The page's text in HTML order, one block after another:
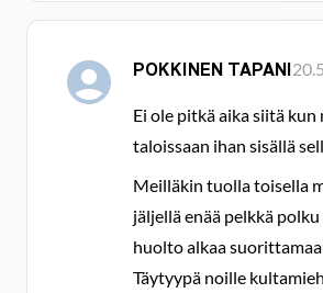
POKKINEN TAPANI
Ei ole pitkä aika siitä
taloissaan ihan sisällä
Meilläkin tuolla toisella
jäljellä enää pelkkä
huolto alkaa
Täytyypä noille